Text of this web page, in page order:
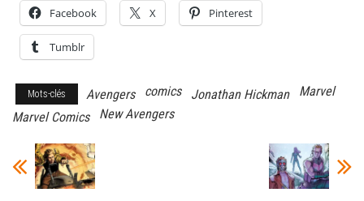
Facebook X Pinterest
Tumblr
Mots-clés Avengers comics Jonathan Hickman
Marvel
Marvel Comics
New Avengers